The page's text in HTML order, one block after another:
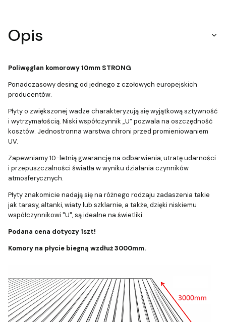
Opis
Poliwęglan komorowy 10mm STRONG
Ponadczasowy desing od jednego z czołowych europejskich
producentów.
Płyty o zwiększonej wadze charakteryzują się wyjątkową sztywność
i wytrzymałością. Niski współczynnik „U” pozwala na oszczędność
kosztów. Jednostronna warstwa chroni przed promieniowaniem
UV.
Zapewniamy 10-letnią gwarancję na odbarwienia, utratę udarności
i przepuszczalności światła w wyniku działania czynników
atmosferycznych.
Płyty znakomicie nadają się na różnego rodzaju zadaszenia takie
jak tarasy, altanki, wiaty lub szklarnie, a także, dzięki niskiemu
współczynnikowi "U", są idealne na świetliki.
Podana cena dotyczy 1szt!
Komory na płycie biegną wzdłuż 3000mm.